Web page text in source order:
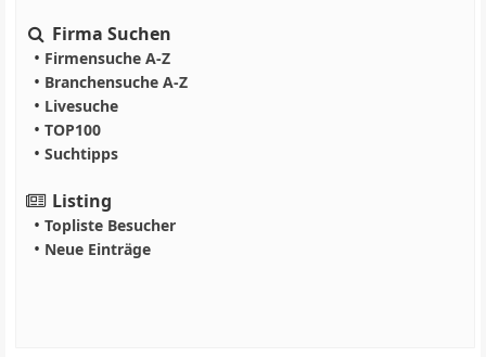
Firma Suchen
• Firmensuche A-Z
• Branchensuche A-Z
• Livesuche
• TOP100
• Suchtipps
Listing
• Topliste Besucher
• Neue Einträge